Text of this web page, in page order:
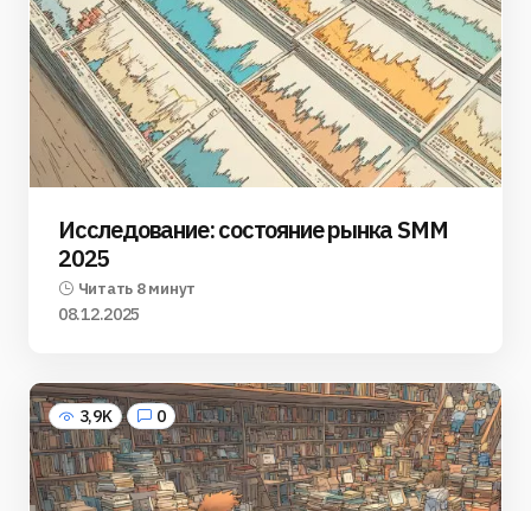
Исследование: состояние рынка SMM
2025
Читать 8 минут
08.12.2025
3,9K 0